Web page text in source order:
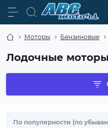
Моторы Бензиновые
Лодочные